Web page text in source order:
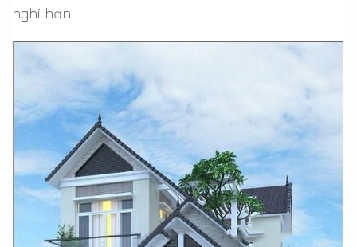
nghi hơn.